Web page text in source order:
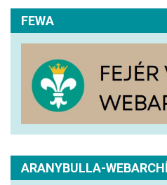
FEWA
ARANYBULLA-